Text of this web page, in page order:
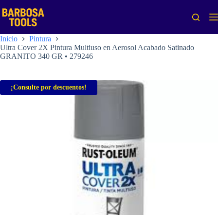
al
contenido
Inicio
Pintura
Ultra Cover 2X Pintura Multiuso en Aerosol Acabado Satinado
GRANITO 340 GR • 279246
¡Consulte por descuentos!